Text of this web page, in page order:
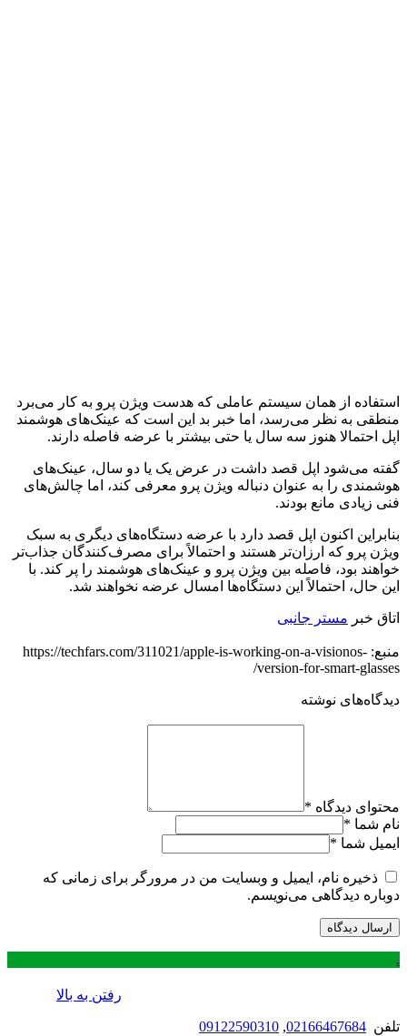
استفاده از همان سیستم‌ عاملی که هدست ویژن پرو به‌ کار می‌برد
منطقی به نظر می‌رسد، اما خبر بد این است که عینک‌های هوشمند
اپل احتمالا هنوز سه سال یا حتی بیشتر با عرضه فاصله دارند.
گفته می‌شود اپل قصد داشت در عرض یک یا دو سال، عینک‌های
هوشمندی را به عنوان دنباله ویژن پرو معرفی کند، اما چالش‌های
فنی زیادی مانع بودند.
بنابراین اکنون اپل قصد دارد با عرضه دستگاه‌های دیگری به سبک
ویژن پرو که ارزان‌تر هستند و احتمالاً برای مصرف‌کنندگان جذاب‌تر
خواهند بود، فاصله بین ویژن پرو و عینک‌های هوشمند را پر کند. با
این حال، احتمالاً این دستگاه‌ها امسال عرضه نخواهند شد.
اتاق خبر مستر جانبی
منبع: https://techfars.com/311021/apple-is-working-on-a-visionos-
version-for-smart-glasses/
دیدگاه‌های نوشته
محتوای دیدگاه *
نام شما *
ایمیل شما *
ذخیره نام، ایمیل و وبسایت من در مرورگر برای زمانی که
دوباره دیدگاهی می‌نویسم.
.
رفتن به بالا
تلفن 02166467684
,
09122590310